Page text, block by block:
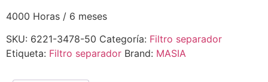
4000 Horas / 6 meses
SKU: 6221-3478-50 Categoría: Filtro separador
Etiqueta: Filtro separador Brand: MASIA